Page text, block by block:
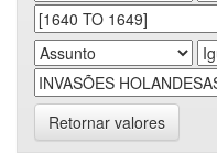
Retornar valores